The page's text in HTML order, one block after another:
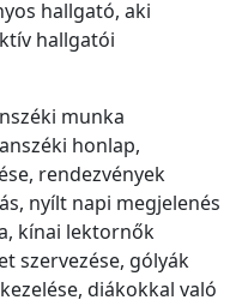
hallgató, aki
hallgatói
munka
honlap,
rendezvények
nyílt napi megjelenés
kínai lektornők
szervezése, gólyák
diákokkal való